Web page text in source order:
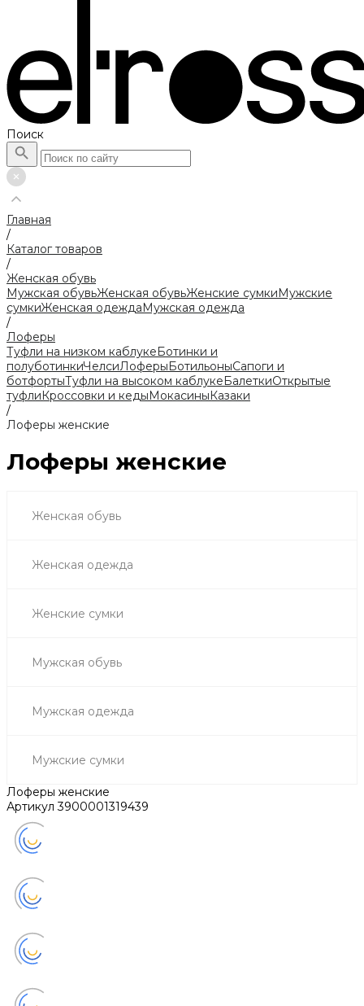
Поиск
Главная
/
Каталог товаров
/
Женская обувь
Мужская обувьЖенская обувьЖенские сумкиМужские
сумкиЖенская одеждаМужская одежда
/
Лоферы
Туфли на низком каблукеБотинки и
полуботинкиЧелсиЛоферыБотильоныСапоги и
ботфортыТуфли на высоком каблукеБалеткиОткрытые
туфлиКроссовки и кедыМокасиныКазаки
/
Лоферы женские
Лоферы женские
Женская обувь
Женская одежда
Женские сумки
Мужская обувь
Мужская одежда
Мужские сумки
Лоферы женские
Артикул3900001319439